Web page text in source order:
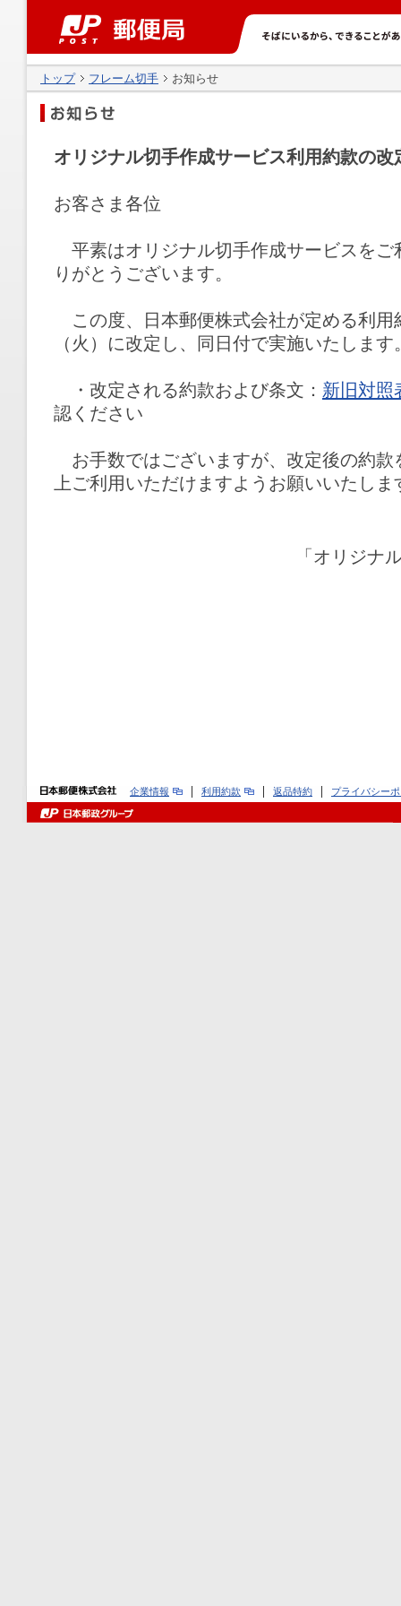
トップ フレーム切手 お知らせ
オリジナル切手作成サービス利用約款の改
お客さま各位
平素はオリジナル切手作成サービスをご
りがとうございます。
この度、日本郵便株式会社が定める利用
（火）に改定し、同日付で実施いたします
・改定される約款および条文： 新旧対照
認ください
お手数ではございますが、改定後の約款
上ご利用いただけますようお願いいたしま
「オリジナ
企業情報 利用約款 返品特約 プライバシー